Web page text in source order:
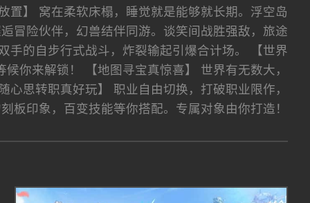
置】 窝在柔软床榻，睡觉就是能够就长期。浮空岛
冒险伙伴，幻兽结伴同游。谈笑间战胜强敌，旅途
手的自步行式战斗，炸裂输起引爆合计场。 【世界
你来解锁！ 【地图寻宝真惊喜】 世界有无数大，
思转职真好玩】 职业自由切换，打破职业限作，
板印象，百变技能等你搭配。专属对象由你打造！